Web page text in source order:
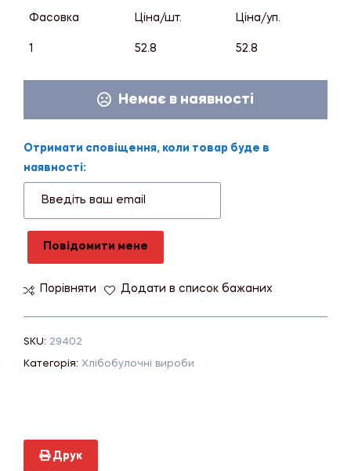
Фасовка Ціна/шт. Ціна/уп.
1 52.8 52.8
Немає в наявності
Отримати сповіщення, коли товар буде в
наявності:
Повідомити мене
Порівняти Додати в список бажаних
SKU: 29402
Категорія: Хлібобулочні вироби
Друк